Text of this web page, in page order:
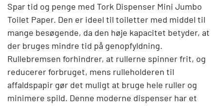
Spar tid og penge med Tork Dispenser Mini Jumbo
Toilet Paper. Den er ideel til toiletter med middel til
mange besøgende, da den høje kapacitet betyder, at
der bruges mindre tid på genopfyldning.
Rullebremsen forhindrer, at rullerne spinner frit, og
reducerer forbruget, mens rulleholderen til
affaldspapir gør det muligt at bruge hele ruller og
minimere spild. Denne moderne dispenser har et